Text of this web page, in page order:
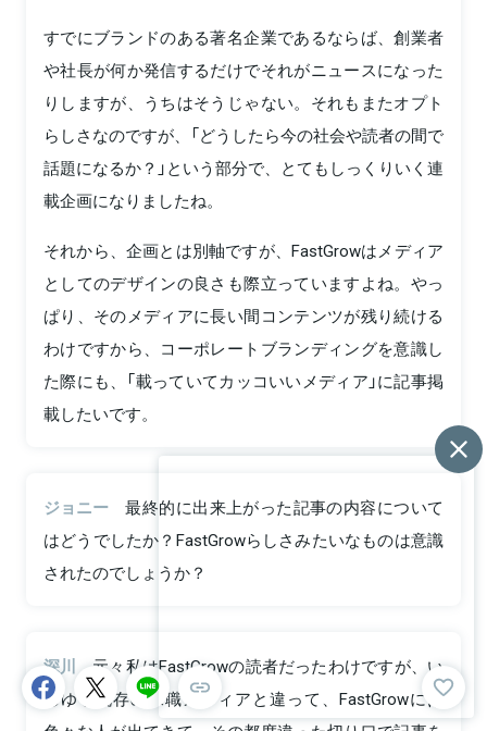
すでにブランドのある著名企業であるならば、創業者
や社長が何か発信するだけでそれがニュースになった
りしますが、うちはそうじゃない。それもまたオプト
らしさなのですが、「どうしたら今の社会や読者の間で
話題になるか？」という部分で、とてもしっくりいく連
載企画になりましたね。
それから、企画とは別軸ですが、FastGrowはメディア
としてのデザインの良さも際立っていますよね。やっ
ぱり、そのメディアに長い間コンテンツが残り続ける
わけですから、コーポレートブランディングを意識し
た際にも、「載っていてカッコいいメディア」に記事掲
載したいです。
ジョニー
最終的に出来上がった記事の内容について
はどうでしたか？FastGrowらしさみたいなものは意識
されたのでしょうか？
深川
元々私はFastGrowの読者だったわけですが、い
わゆる既存の求職メディアと違って、FastGrowには